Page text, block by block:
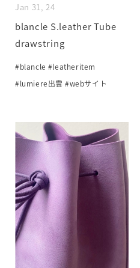
Jan 31, 24
blancle S.leather Tube
drawstring
#blancle #leatheritem
#lumiere出雲 #webサイト